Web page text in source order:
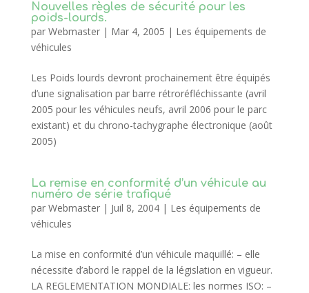
Nouvelles règles de sécurité pour les
poids-lourds.
par Webmaster| Mar 4, 2005 | Les équipements de
véhicules
Les Poids lourds devront prochainement être équipés
d’une signalisation par barre rétroréfléchissante (avril
2005 pour les véhicules neufs, avril 2006 pour le parc
existant) et du chrono-tachygraphe électronique (août
2005)
La remise en conformité d’un véhicule au
numéro de série trafiqué
par Webmaster| Juil 8, 2004| Les équipements de
véhicules
La mise en conformité d’un véhicule maquillé: – elle
nécessite d’abord le rappel de la législation en vigueur.
LA REGLEMENTATION MONDIALE: les normes ISO: –